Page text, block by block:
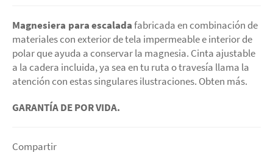
Magnesiera para escaladafabricada en combinación de
materiales con exterior de tela impermeable e interior de
polar que ayuda a conservar la magnesia. Cinta ajustable
a la cadera incluida, ya sea en tu ruta o travesía llama la
atención con estas singulares ilustraciones. Obten más.
GARANTÍA DE POR VIDA.
Compartir